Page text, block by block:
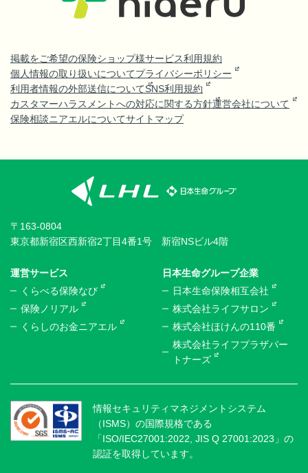
掲載をご希望の保険ショップ様サービス利用規約
個人情報の取り扱いについてプライバシーポリシー
利用者情報の外部送信についてSNS利用規約
カスタマーハラスメントへの対応に関する方針運営会社について
保険相談ニアエルについてサイトマップ
〒163-0804
東京都新宿区西新宿2丁目4番1号 新宿NSビル4階
運営サービス
くらべる保険なび
保険ノリアル
くらしのお金ニアエル
日本生命グループ企業
日本生命保険相互会社
株式会社ライフサロン
株式会社ほけんの110番
株式会社ライフプラザパー
トナーズ
情報セキュリティマネジメントシステム
（ISMS）の国際規格である
「ISO/IEC27001:2022, JIS Q 27001:2023」の
認証を取得しています。